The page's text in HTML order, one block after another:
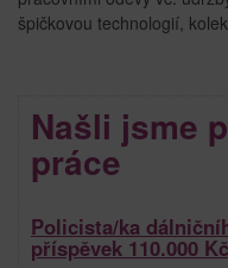
špičkovou technologií,
Našli jsme
práce
Policista/ka
příspěvek 110.000 Kč